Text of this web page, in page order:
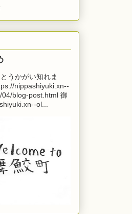
うかがい知れま
nippashiyuki.xn--
blog-post.html 御
ol...